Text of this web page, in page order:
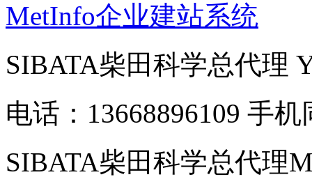
MetInfo企业建站系统
SIBATA柴田科学总代理
电话：13668896109 手机
SIBATA柴田科学总代理